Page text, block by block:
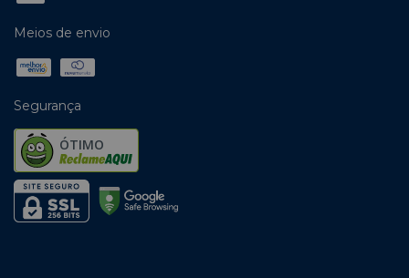
Meios de envio
Segurança
ÓTIMO